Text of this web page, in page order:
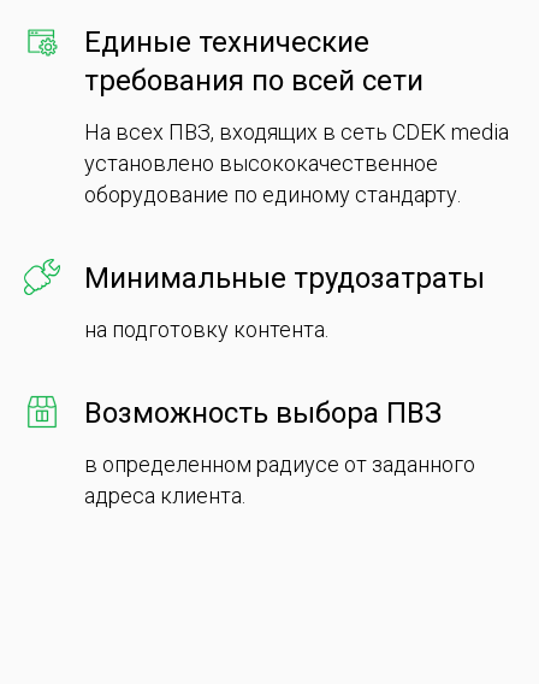
Единые технические
требования по всей сети
На всех ПВЗ, входящих в сеть CDEK media
установлено высококачественное
оборудование по единому стандарту.
Минимальные трудозатраты
на подготовку контента.
Возможность выбора ПВЗ
в определенном радиусе от заданного
адреса клиента.